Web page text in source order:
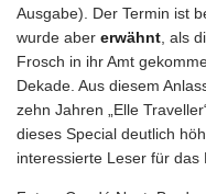
Ausgabe). Der Termin ist
wurde aber erwähnt, als
Frosch in ihr Amt
Dekade. Aus diesem
zehn Jahren „Elle
dieses Special deutlich
interessierte Leser für das